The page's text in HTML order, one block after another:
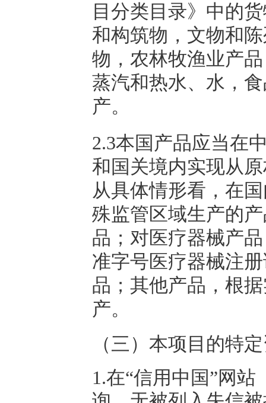
目分类目录》中的
和构筑物，文物和
物，农林牧渔业产
蒸汽和热水、水，
产。
2.3本国产品应当在
和国关境内实现从
从具体情形看，在
殊监管区域生产的
品；对医疗器械产
准字号医疗器械注
品；其他产品，根
产。
（三）本项目的特
1.在“信用中国”网站